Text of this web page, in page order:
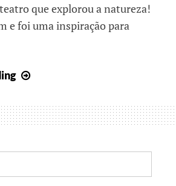
que explorou a natureza!
e foi uma inspiração para
atarefado…
mas